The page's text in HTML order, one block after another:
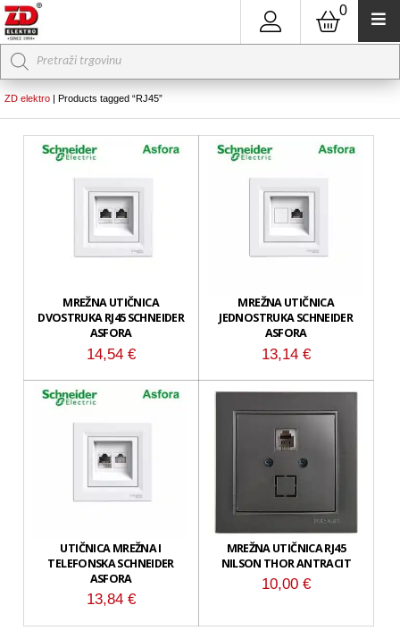
0
Products
search
ZD elektro | Products tagged “RJ45”
MREŽNA UTIČNICA
DVOSTRUKA RJ45 SCHNEIDER
ASFORA
14,54 €
MREŽNA UTIČNICA
JEDNOSTRUKA SCHNEIDER
ASFORA
13,14€
UTIČNICA MREŽNA I
TELEFONSKA SCHNEIDER
ASFORA
13,84 €
MREŽNA UTIČNICA RJ45
NILSON THOR ANTRACIT
10,00€